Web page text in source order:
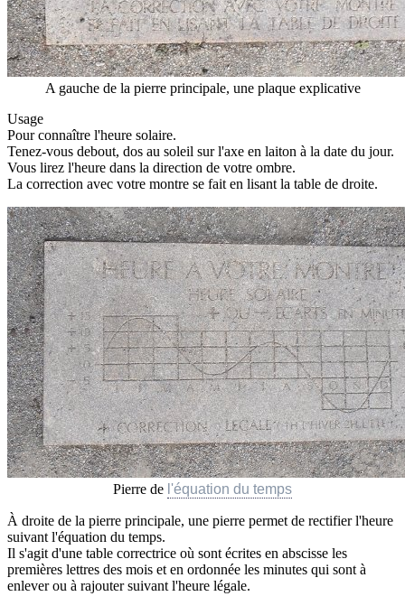
A gauche de la pierre principale, une plaque explicative
Usage
Pour connaître l'heure solaire.
Tenez-vous debout, dos au soleil sur l'axe en laiton à la date du jour.
Vous lirez l'heure dans la direction de votre ombre.
La correction avec votre montre se fait en lisant la table de droite.
Pierre de l'équation du temps
À droite de la pierre principale, une pierre permet de rectifier l'heure
suivant l'équation du temps.
Il s'agit d'une table correctrice où sont écrites en abscisse les
premières lettres des mois et en ordonnée les minutes qui sont à
enlever ou à rajouter suivant l'heure légale.